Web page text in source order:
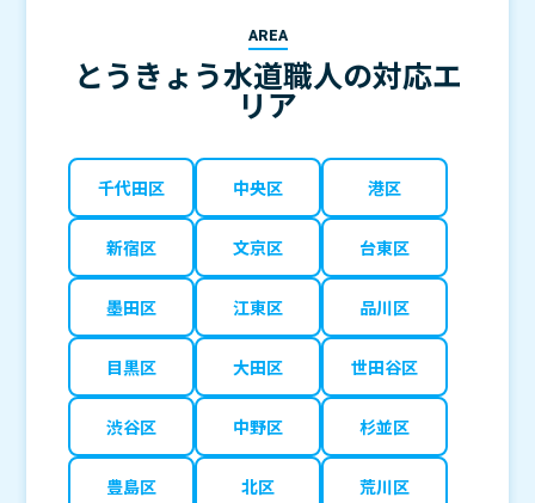
AREA
とうきょう水道職人の対応エ
リア
千代田区 中央区 港区
新宿区 文京区 台東区
墨田区 江東区 品川区
目黒区 大田区 世田谷区
渋谷区 中野区 杉並区
豊島区 北区 荒川区